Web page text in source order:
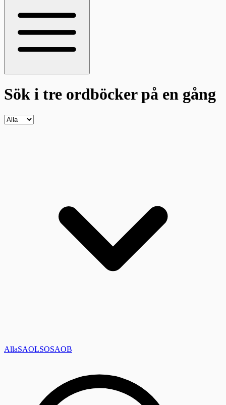
Sök i tre ordböckerpå en gång
AllaSAOLSOSAOB